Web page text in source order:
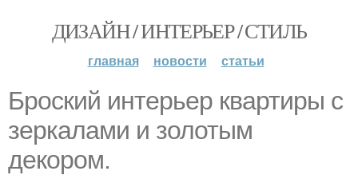
ДИЗАЙН / ИНТЕРЬЕР / СТИЛЬ
главная новости статьи
Броский интерьер квартиры с
зеркалами и золотым
декором.